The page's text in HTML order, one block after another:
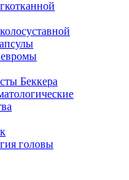
Беккера
головы